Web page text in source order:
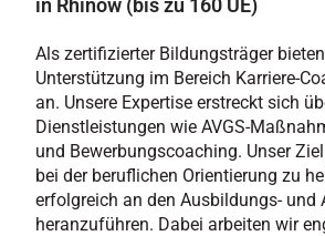
in Rhinow (bis zu 160 UE)
Als zertifizierter Bildungsträger
Unterstützung im Bereich Karriere-
an. Unsere Expertise erstreckt sich
Dienstleistungen wie AVGS-
und Bewerbungscoaching. Unser
bei der beruflichen Orientierung zu
erfolgreich an den Ausbildungs- und
heranzuführen. Dabei arbeiten wir